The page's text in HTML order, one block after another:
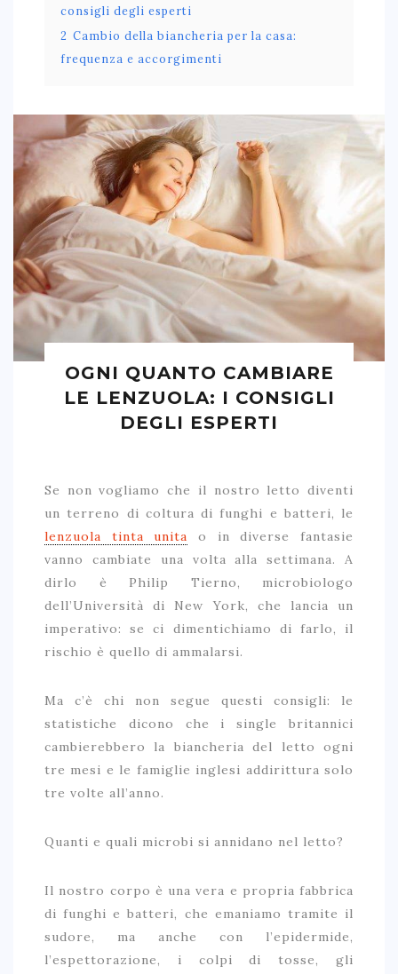
consigli degli esperti
2 Cambio della biancheria per la casa:
frequenza e accorgimenti
OGNI QUANTO CAMBIARE
LE LENZUOLA: I CONSIGLI
DEGLI ESPERTI
Se non vogliamo che il nostro letto diventi
un terreno di coltura di funghi e batteri, le
lenzuola tinta unita o in diverse fantasie
vanno cambiate una volta alla settimana. A
dirlo è Philip Tierno, microbiologo
dell’Università di New York, che lancia un
imperativo: se ci dimentichiamo di farlo, il
rischio è quello di ammalarsi.
Ma c’è chi non segue questi consigli: le
statistiche dicono che i single britannici
cambierebbero la biancheria del letto ogni
tre mesi e le famiglie inglesi addirittura solo
tre volte all’anno.
Quanti e quali microbi si annidano nel letto?
Il nostro corpo è una vera e propria fabbrica
di funghi e batteri, che emaniamo tramite il
sudore, ma anche con l’epidermide,
l’espettorazione, i colpi di tosse, gli